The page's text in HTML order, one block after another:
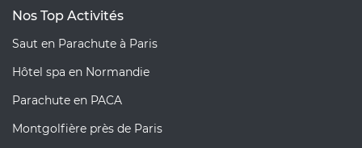
Nos Top Activités
Saut en Parachute à Paris
Hôtel spa en Normandie
Parachute en PACA
Montgolfière près de Paris